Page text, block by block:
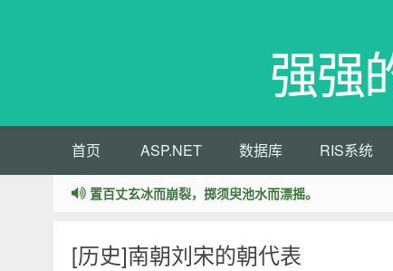
强强
首页 ASP.NET 数据库 RIS系统
置百丈玄冰而崩裂，掷须臾池水而漂摇。
[历史]南朝刘宋的朝代表